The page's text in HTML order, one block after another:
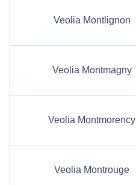
Veolia Montlignon
Veolia Montmagny
Veolia Montmorency
Veolia Montrouge